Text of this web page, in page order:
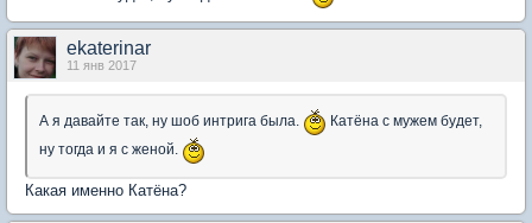
ekaterinar
11 янв 2017
А я давайте так, ну шоб интрига была.
Катёна с мужем будет,
ну тогда и я с женой.
Какая именно Катёна?